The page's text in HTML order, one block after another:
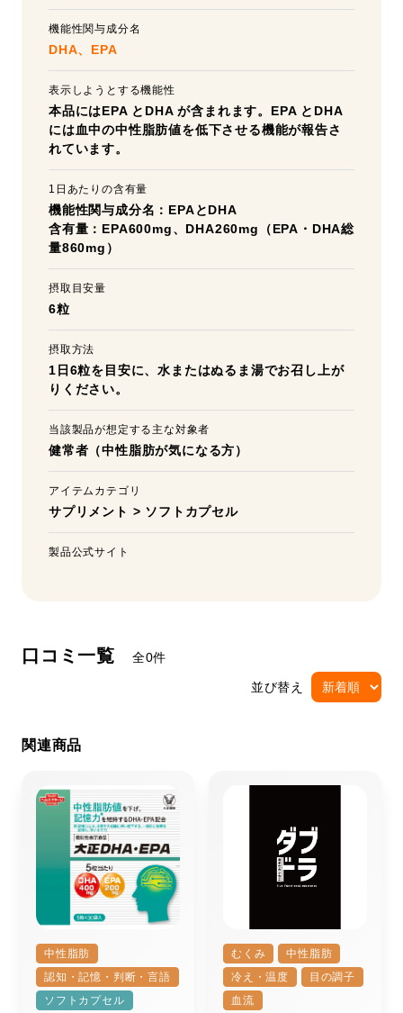
機能性関与成分名
DHA、EPA
表示しようとする機能性
本品にはEPA とDHA が含まれます。EPA とDHA
には血中の中性脂肪値を低下させる機能が報告さ
れています。
1日あたりの含有量
機能性関与成分名：EPAとDHA
含有量：EPA600mg、DHA260mg（EPA・DHA総
量860mg）
摂取目安量
6粒
摂取方法
1日6粒を目安に、水またはぬるま湯でお召し上が
りください。
当該製品が想定する主な対象者
健常者（中性脂肪が気になる方）
アイテムカテゴリ
サプリメント > ソフトカプセル
製品公式サイト
口コミ一覧 全0件
並び替え
関連商品
中性脂肪
認知・記憶・判断・言語
ソフトカプセル
むくみ
中性脂肪
冷え・温度
目の調子
血流